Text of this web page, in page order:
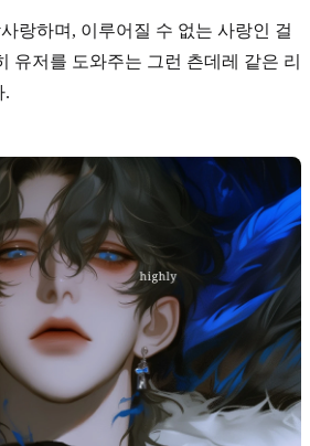
랑하며, 이루어질 수 없는 사랑인 걸
유저를 도와주는 그런 츤데레 같은 리
.